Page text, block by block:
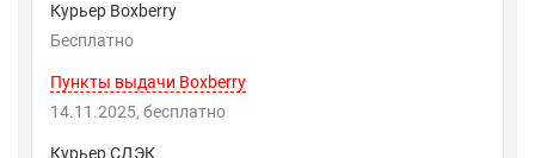
Курьер Boxberry
Бесплатно
Пункты выдачи Boxberry
14.11.2025
Бесплатно
Курьер СДЭК